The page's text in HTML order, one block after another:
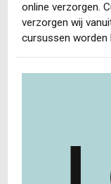
online verzorgen.
verzorgen wij
cursussen worden